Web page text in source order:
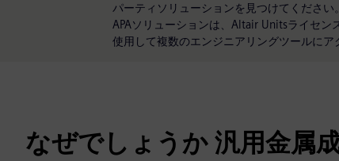
パーティソリューションを見つけてください。
APAソリューションは、Altair Unitsライセ
使用して複数のエンジニアリングツールに
なぜでしょうか 汎用金属